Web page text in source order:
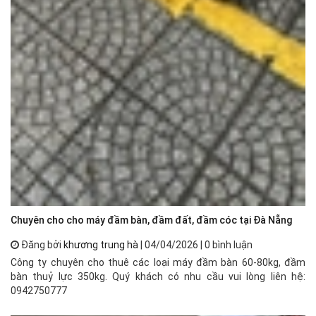
Chuyên cho cho máy đầm bàn, đầm đất, đầm cóc tại Đà Nẵng
Đăng bởi khương trung hà | 04/04/2026 | 0 bình luận
Công ty chuyên cho thuê các loại máy đầm bàn 60-80kg, đầm
bàn thuỷ lực 350kg. Quý khách có nhu cầu vui lòng liên hệ:
0942750777